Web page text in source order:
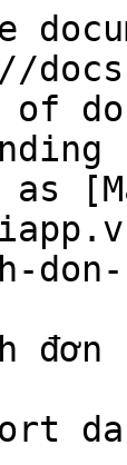
of
đơn